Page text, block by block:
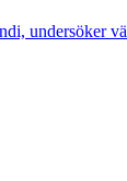
undersöker